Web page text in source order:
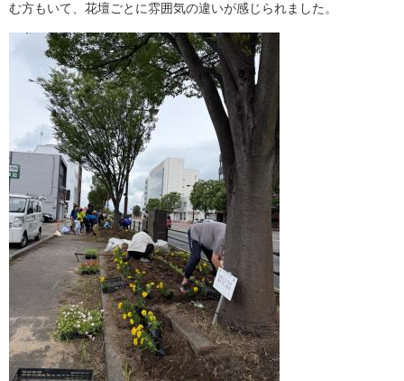
む方もいて、花壇ごとに雰囲気の違いが感じられました。